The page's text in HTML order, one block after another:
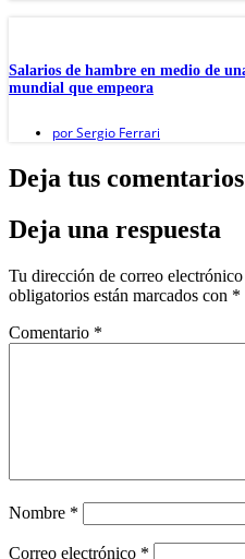
Salarios de hambre en medio de
mundial que empeora
porSergio Ferrari
Deja tus comentarios
Deja una respuesta
Tu dirección de correo
obligatorios están marcados con *
Comentario *
Nombre *
Correo electrónico *